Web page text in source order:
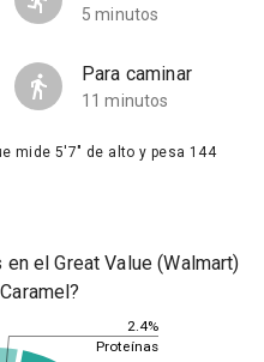
5 minutos
Para caminar
11 minutos
mide 5'7" de alto y pesa 144
el Great Value (Walmart)
2.4%
Proteínas